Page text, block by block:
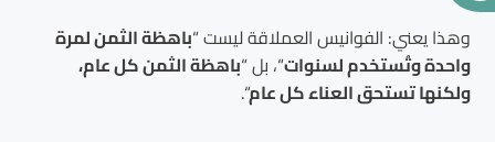
وهذا يعني: الفوانيس العملاقة ليست “باهظة الثمن لمرة
واحدة وتُستخدم لسنوات“، بل “باهظة الثمن كل عام،
ولكنها تستحق العناء كل عام“.